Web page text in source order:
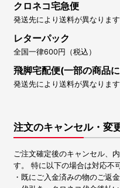
クロネコ宅急便
発送先により送料が異なります
レターパック
全国一律600円（税込）
飛脚宅配便(一部の商品
発送先により送料が異なります
注文のキャンセル・変
ご注文確定後のキャンセル、
す。 特に以下の場合は対応不
・既にご入金済みの物のご返